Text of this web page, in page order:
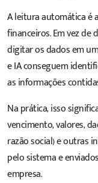
A leitura automática é
financeiros. Em vez de
digitar os dados em
e IA conseguem
as informações
Na prática, isso
vencimento, valores,
razão social) e outras
pelo sistema e
empresa.